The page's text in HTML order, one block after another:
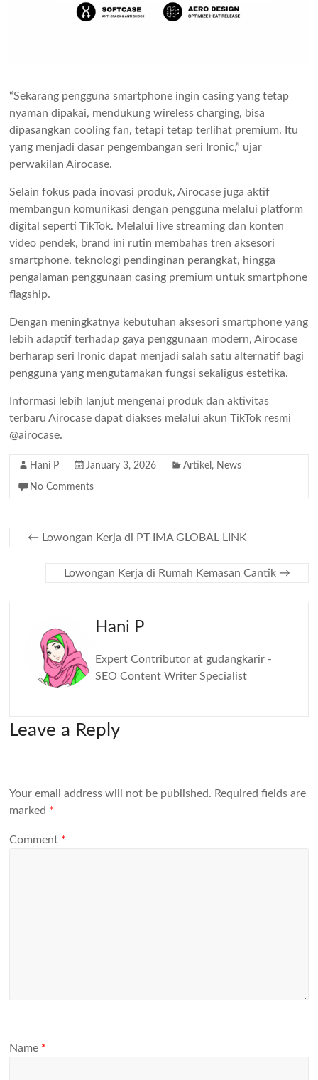
“Sekarang pengguna smartphone ingin casing yang tetap
nyaman dipakai, mendukung wireless charging, bisa
dipasangkan cooling fan, tetapi tetap terlihat premium. Itu
yang menjadi dasar pengembangan seri Ironic,” ujar
perwakilan Airocase.
Selain fokus pada inovasi produk, Airocase juga aktif
membangun komunikasi dengan pengguna melalui platform
digital seperti TikTok. Melalui live streaming dan konten
video pendek, brand ini rutin membahas tren aksesori
smartphone, teknologi pendinginan perangkat, hingga
pengalaman penggunaan casing premium untuk smartphone
flagship.
Dengan meningkatnya kebutuhan aksesori smartphone yang
lebih adaptif terhadap gaya penggunaan modern, Airocase
berharap seri Ironic dapat menjadi salah satu alternatif bagi
pengguna yang mengutamakan fungsi sekaligus estetika.
Informasi lebih lanjut mengenai produk dan aktivitas
terbaru Airocase dapat diakses melalui akun TikTok resmi
@airocase.
Hani P January 3, 2026 Artikel , News
No Comments
← Lowongan Kerja di PT IMA GLOBAL LINK
Lowongan Kerja di Rumah Kemasan Cantik →
Hani P
Expert Contributor at gudangkarir -
SEO Content Writer Specialist
Leave a Reply
Your email address will not be published. Required fields are
marked *
Comment *
Name *